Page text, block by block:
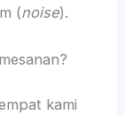
(noise).
kami